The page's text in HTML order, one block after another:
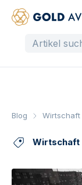
Blog Wirtschaft
Wirtschaft